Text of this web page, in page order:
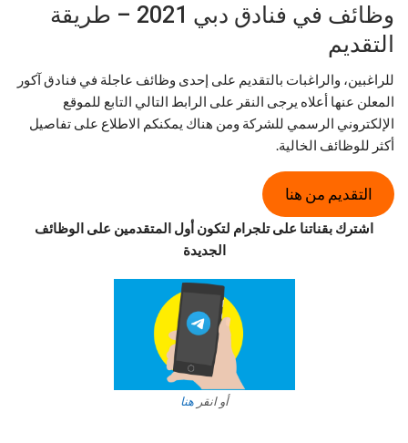
وظائف في فنادق دبي 2021 – طريقة
التقديم
للراغبين، والراغبات بالتقديم على إحدى وظائف عاجلة في فنادق آكور
المعلن عنها أعلاه يرجى النقر على الرابط التالي التابع للموقع
الإلكتروني الرسمي للشركة ومن هناك يمكنكم الاطلاع على تفاصيل
أكثر للوظائف الخالية.
التقديم من هنا
اشترك بقناتنا على تلجرام لتكون أول المتقدمين على الوظائف
الجديدة
أو انقرهنا